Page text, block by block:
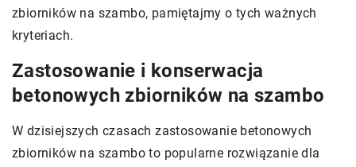
zbiorników na szambo, pamiętajmy o tych ważnych
kryteriach.
Zastosowanie i konserwacja
betonowych zbiorników na szambo
W dzisiejszych czasach zastosowanie betonowych
zbiorników na szambo to popularne rozwiązanie dla